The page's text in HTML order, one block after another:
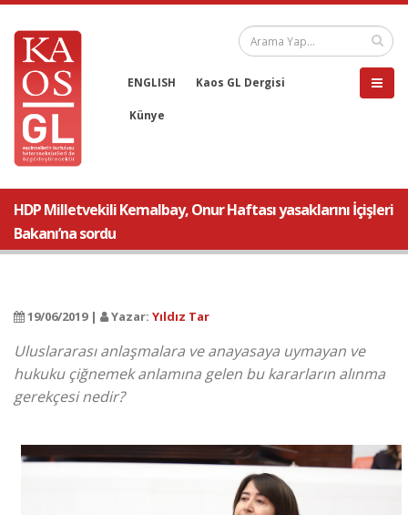
ENGLISH Kaos GL Dergisi
Künye
HDP Milletvekili Kemalbay, Onur Haftası yasaklarını İçişleri
Bakanı’na sordu
19/06/2019 | Yazar: Yıldız Tar
Uluslararası anlaşmalara ve anayasaya uymayan ve
hukuku çiğnemek anlamına gelen bu kararların alınma
gerekçesi nedir?